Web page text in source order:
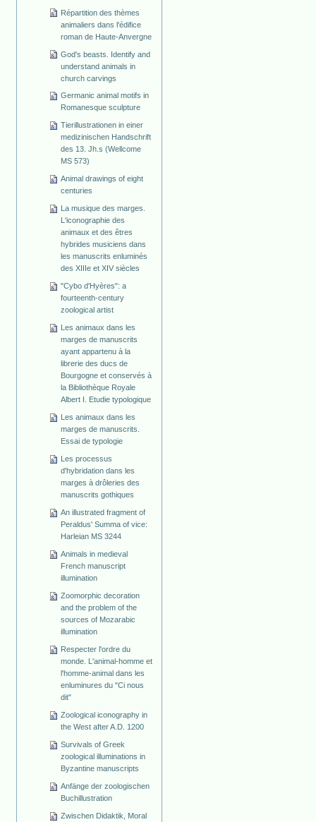
Répartition des thèmes
animaliers dans l'édifice
roman de Haute-Anvergne
God's beasts. Identify and
understand animals in
church carvings
Germanic animal motifs in
Romanesque sculpture
Tierillustrationen in einer
medizinischen Handschrift
des 13. Jh.s (Wellcome
MS 573)
Animal drawings of eight
centuries
La musique des marges.
L'iconographie des
animaux et des êtres
hybrides musiciens dans
les manuscrits enluminés
des XIIIe et XIV siècles
"Cybo d'Hyères": a
fourteenth-century
zoological artist
Les animaux dans les
marges de manuscrits
ayant appartenu à la
librerie des ducs de
Bourgogne et conservés à
la Bibliothèque Royale
Albert I. Etudie typologique
Les animaux dans les
marges de manuscrits.
Essai de typologie
Les processus
d'hybridation dans les
marges à drôleries des
manuscrits gothiques
An illustrated fragment of
Peraldus' Summa of vice:
Harleian MS 3244
Animals in medieval
French manuscript
illumination
Zoomorphic decoration
and the problem of the
sources of Mozarabic
illumination
Respecter l'ordre du
monde. L'animal-homme et
l'homme-animal dans les
enluminures du "Ci nous
dit"
Zoological iconography in
the West after A.D. 1200
Survivals of Greek
zoological illuminations in
Byzantine manuscripts
Anfänge der zoologischen
Buchillustration
Zwischen Didaktik, Moral